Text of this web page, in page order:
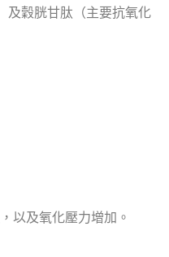
及穀胱甘肽（主要抗氧化
以及氧化壓力增加。